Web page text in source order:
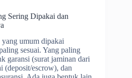
Sering Dipakai dan
umum dipakai
sesuai. Yang paling
garansi (surat jaminan dari
(deposit/escrow), dan